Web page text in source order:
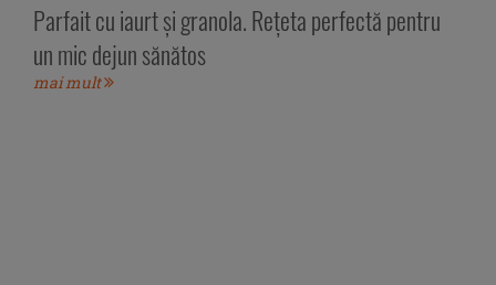
Parfait cu iaurt și granola. Rețeta perfectă pentru
un mic dejun sănătos
mai mult